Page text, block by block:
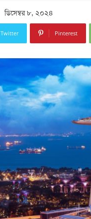
ডিসেম্বর ৮, ২০২৪
Twitter Pinterest